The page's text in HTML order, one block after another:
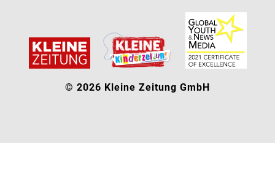
© 2026 Kleine Zeitung GmbH